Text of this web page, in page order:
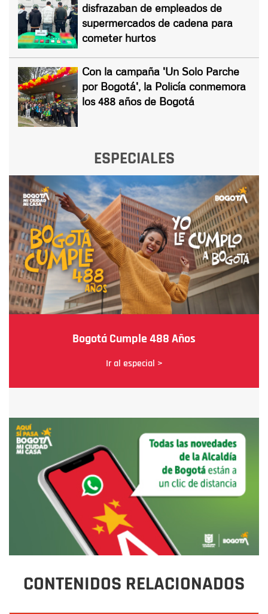
disfrazaban de empleados de
supermercados de cadena para
cometer hurtos
Con la campaña 'Un Solo Parche
por Bogotá', la Policía conmemora
los 488 años de Bogotá
ESPECIALES
Bogotá Cumple 488 Años
Ir al especial >
CONTENIDOS RELACIONADOS